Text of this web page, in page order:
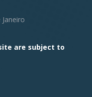
are subject to